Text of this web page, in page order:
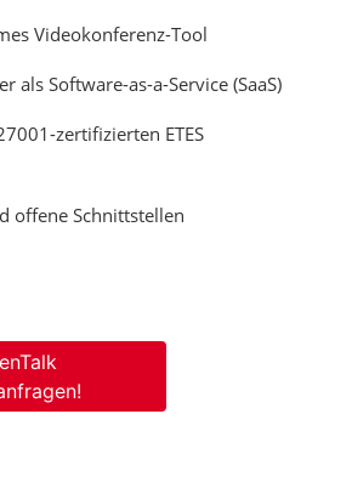
Videokonferenz-Tool
als Software-as-a-Service (SaaS)
zertifizierten ETES
offene Schnittstellen